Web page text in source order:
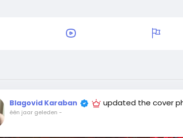
Blagovid Karaban updated the cover
één jaar geleden -